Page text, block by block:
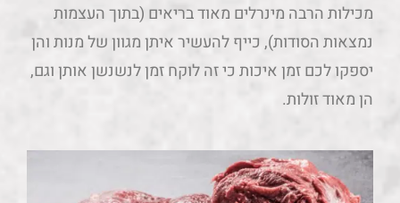
מכילות הרבה מינרלים מאוד בריאים (בתוך העצמות
נמצאות הסודות), כייף להעשיר איתן מגוון של מנות והן
יספקו לכם זמן איכות כי זה לוקח זמן לנשנשן אותן וגם,
הן מאוד זולות.